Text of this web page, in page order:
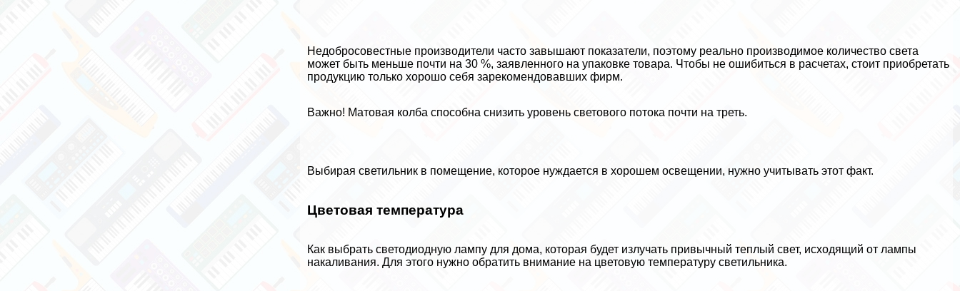
Недобросовестные производители часто завышают показатели, поэтому реально производимое количество света
может быть меньше почти на 30 %, заявленного на упаковке товара. Чтобы не ошибиться в расчетах, стоит приобретать
продукцию только хорошо себя зарекомендовавших фирм.
Важно! Матовая колба способна снизить уровень светового потока почти на треть.
Выбирая светильник в помещение, которое нуждается в хорошем освещении, нужно учитывать этот факт.
Цветовая температура
Как выбрать светодиодную лампу для дома, которая будет излучать привычный теплый свет, исходящий от лампы
накаливания. Для этого нужно обратить внимание на цветовую температуру светильника.